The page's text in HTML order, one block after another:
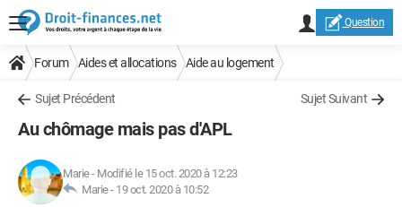
Question
Forum Aides et allocations Aide au logement
Sujet Précédent Sujet Suivant
Au chômage mais pas d'APL
Marie- Modifié le 15 oct. 2020 à 12:23
Marie - 19 oct. 2020 à 10:52